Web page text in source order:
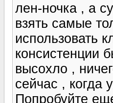
лен-ночка , а
взять самые
использовать
консистенции
высохло ,
сейчас , когда
Попробуйте